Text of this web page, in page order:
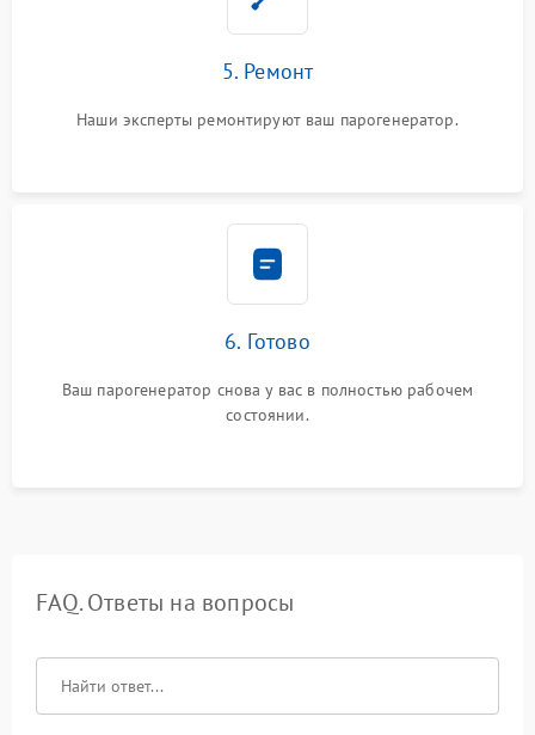
5. Ремонт
Наши эксперты ремонтируют ваш парогенератор.
6. Готово
Ваш парогенератор снова у вас в полностью рабочем
состоянии.
FAQ. Ответы на вопросы